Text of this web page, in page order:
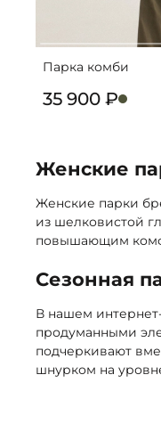
Парка комби
35 900 ₽
Женские
Женские парки
из шелковистой
повышающим
Сезонная
В нашем
продуманными
подчеркивают
шнурком на